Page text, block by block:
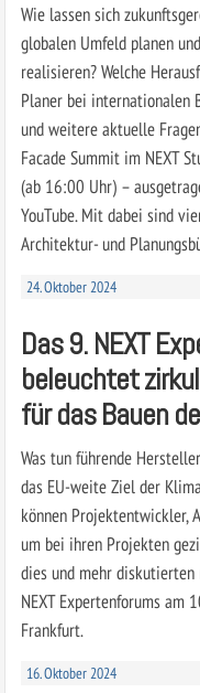
Wie lassen sich
globalen Umfeld planen
realisieren? Welche
Planer bei internationalen
und weitere aktuelle
Facade Summit im NEXT
(ab 16:00 Uhr) –
YouTube. Mit dabei sind
Architektur- und
24. Oktober 2024
Das 9. NEXT
beleuchtet
für das Bauen
Was tun führende
das EU-weite Ziel der
können Projektentwickler,
um bei ihren Projekten
dies und mehr
NEXT Expertenforums am
Frankfurt.
16. Oktober 2024